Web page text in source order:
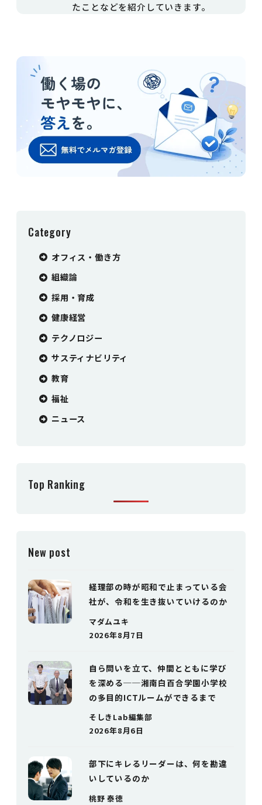
たことなどを紹介していきます。
Category
オフィス・働き方
組織論
採用・育成
健康経営
テクノロジー
サスティナビリティ
教育
福祉
ニュース
Top Ranking
New post
経理部の時が昭和で止まっている会
社が、令和を生き抜いていけるのか
マダムユキ
2026年8月7日
自ら問いを立て、仲間とともに学び
を深める──湘南白百合学園小学校
の多目的ICTルームができるまで
そしきLab編集部
2026年8月6日
部下にキレるリーダーは、何を勘違
いしているのか
桃野 泰徳